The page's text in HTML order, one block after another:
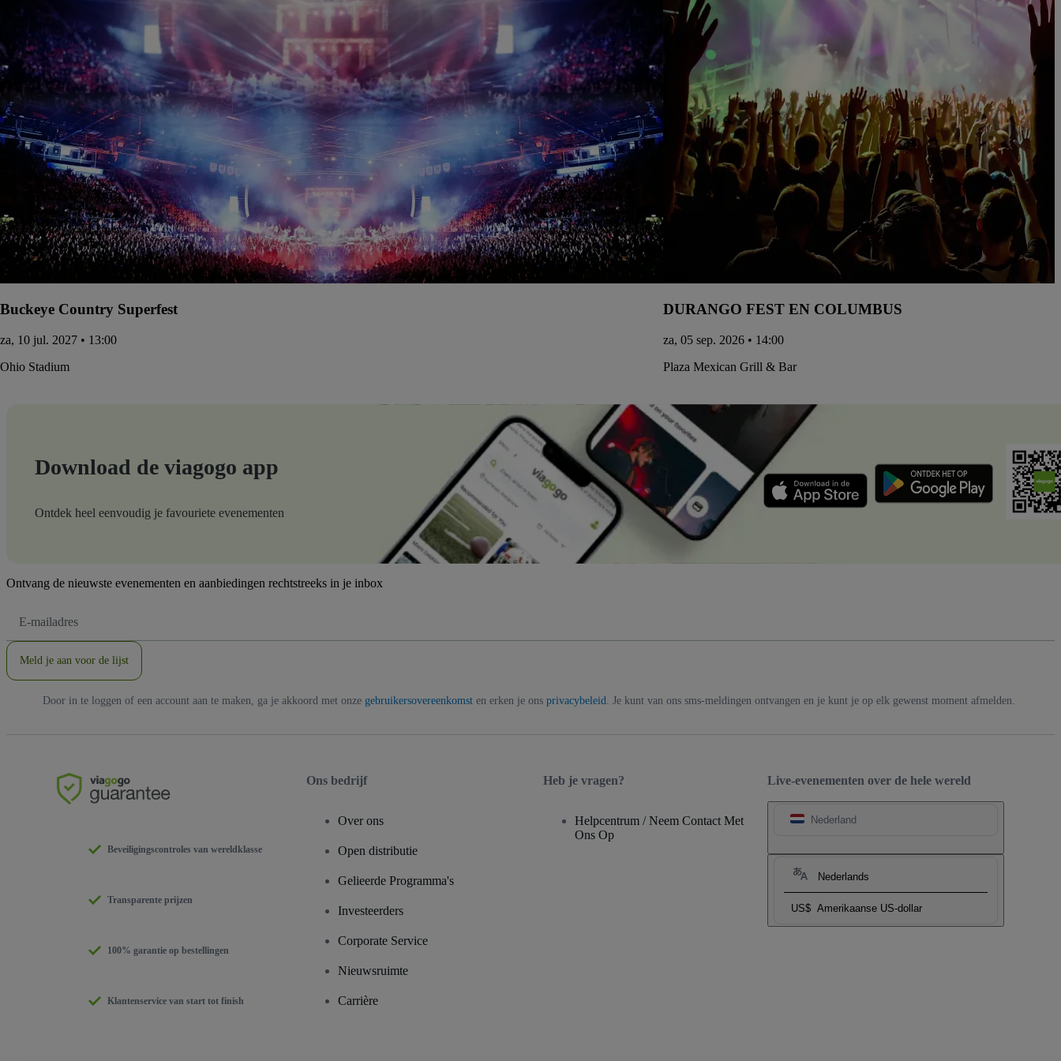
Buckeye Country Superfest
za, 10 jul. 2027 • 13:00
Ohio Stadium
DURANGO FEST EN COLUMBUS
za, 05 sep. 2026 • 14:00
Plaza Mexican Grill & Bar
Download de viagogo app
Ontdek heel eenvoudig je favouriete evenementen
Ontvang de nieuwste evenementen en aanbiedingen rechtstreeks in je inbox
mailadres
Meld je aan voor de lijst
Door in te loggen of een account aan te maken, ga je akkoord met onze gebruikersovereenkomst en erken je ons privacybeleid. Je kunt van ons sms-meldingen ontvangen en je kunt je op elk gewenst moment afmelden.
Live-evenementen over de hele wereld
Nederland
Nederlands
US$ Amerikaanse US-dollar
Beveiligingscontroles van wereldklasse
Transparente prijzen
100% garantie op bestellingen
Klantenservice van start tot finish
Ons bedrijf
Over ons
Open distributie
Gelieerde Programma's
Investeerders
Corporate Service
Nieuwsruimte
Carrière
Heb je vragen?
Helpcentrum / Neem Contact Met
Ons Op